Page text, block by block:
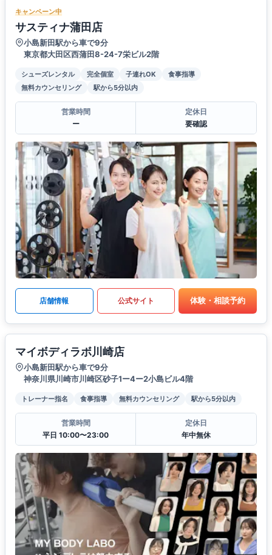
キャンペーン中
サスティナ蒲田店
小島新田駅から車で9分
東京都大田区西蒲田8-24-7栄ビル2階
シューズレンタル 完全個室 子連れOK
食事指導
無料カウンセリング
駅から5分以内
営業時間
ー
定休日
要確認
店舗情報 公式サイト 体験・相談予約
マイボディラボ川崎店
小島新田駅から車で9分
神奈川県川崎市川崎区砂子1ー4ー2小島ビル4階
トレーナー指名 食事指導 無料カウンセリング 駅から5分以内
営業時間
平日 10:00〜23:00
定休日
年中無休